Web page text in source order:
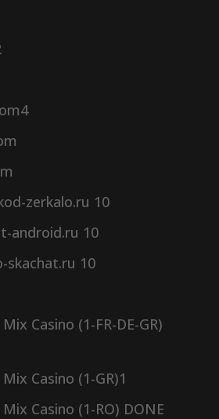
zerkalo.ru 10
android.ru 10
skachat.ru 10
Casino (1-FR-DE-GR)
Casino (1-GR)1
Casino (1-RO) DONE